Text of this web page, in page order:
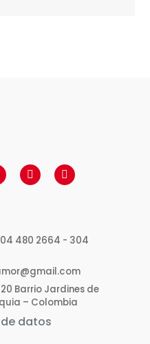
480 2664 - 304
Barrio Jardines de
– Colombia
datos